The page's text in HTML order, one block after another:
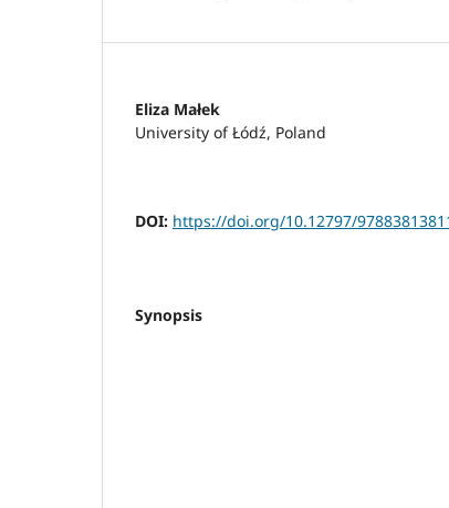
Eliza Małek
University of Łódź, Poland
DOI: https://doi.org/10.12797/
Synopsis